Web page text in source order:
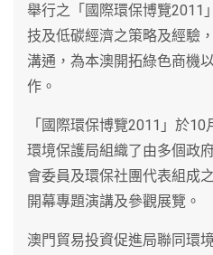
舉行之「國際環保博覽2011
技及低碳經濟之策略及經驗
溝通，為本澳開拓綠色商機
作。
「國際環保博覽2011」於
環境保護局組織了由多個政
會委員及環保社團代表組成
開幕專題演講及參觀展覽。
澳門貿易投資促進局聯同環